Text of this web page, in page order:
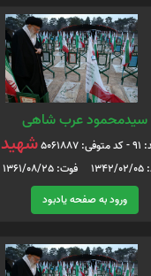
سیدمحمود عرب شاهی
شهید
25
ورود به صفحه یادبود